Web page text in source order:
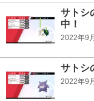
サトシ
中！
2022年9
サトシ
2022年9